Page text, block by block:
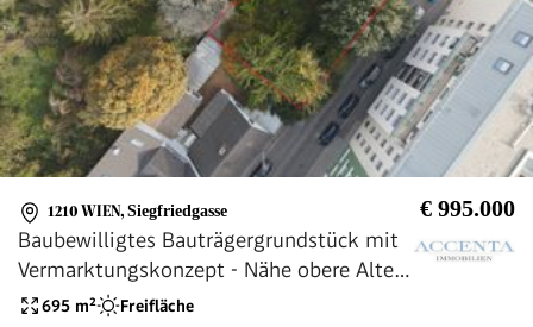
1210 WIEN, Siegfriedgasse € 995.000
Baubewilligtes Bauträgergrundstück mit
Vermarktungskonzept - Nähe obere Alte
Donau
695 m² Freifläche